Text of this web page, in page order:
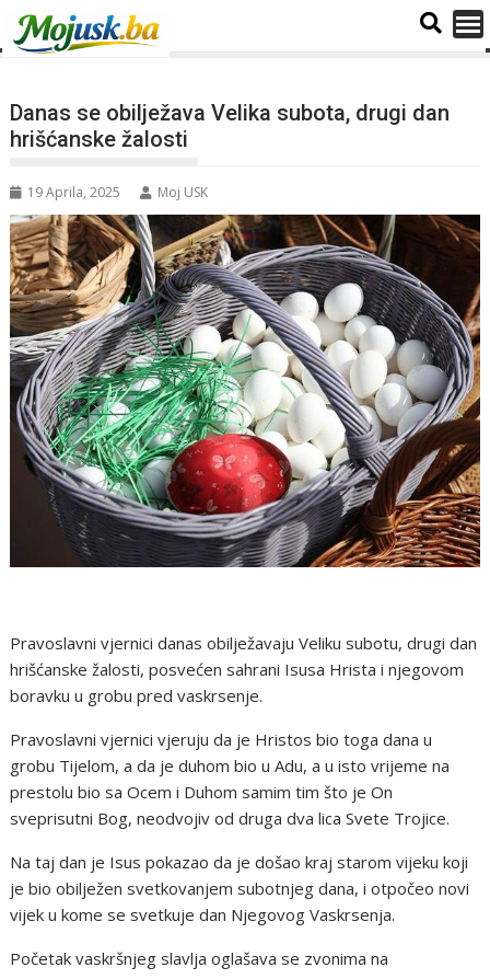
Danas se obilježava Velika subota, drugi dan
hrišćanske žalosti
19 Aprila, 2025 Moj USK
Pravoslavni vjernici danas obilježavaju Veliku subotu, drugi dan
hrišćanske žalosti, posvećen sahrani Isusa Hrista i njegovom
boravku u grobu pred vaskrsenje.
Pravoslavni vjernici vjeruju da je Hristos bio toga dana u
grobu Tijelom, a da je duhom bio u Adu, a u isto vrijeme na
prestolu bio sa Ocem i Duhom samim tim što je On
sveprisutni Bog, neodvojiv od druga dva lica Svete Trojice.
Na taj dan je Isus pokazao da je došao kraj starom vijeku koji
je bio obilježen svetkovanjem subotnjeg dana, i otpočeo novi
vijek u kome se svetkuje dan Njegovog Vaskrsenja.
Početak vaskršnjeg slavlja oglašava se zvonima na